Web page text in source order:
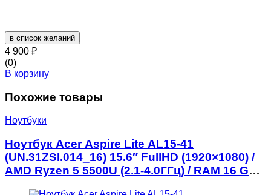
в список желаний
4 900 ₽
(0)
В корзину
Похожие товары
Ноутбуки
Ноутбук Acer Aspire Lite AL15-41
(UN.31ZSI.014_16) 15.6″ FullHD (1920×1080) /
AMD Ryzen 5 5500U (2.1-4.0ГГц) / RAM 16 GB /